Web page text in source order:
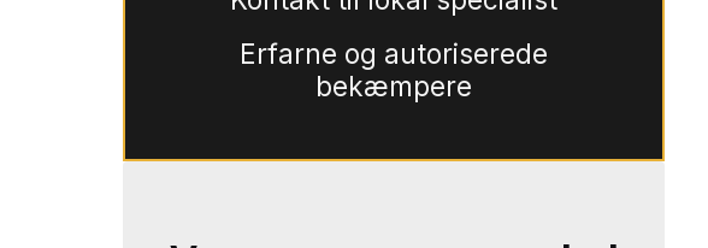
Erfarne og autoriserede
bekæmpere